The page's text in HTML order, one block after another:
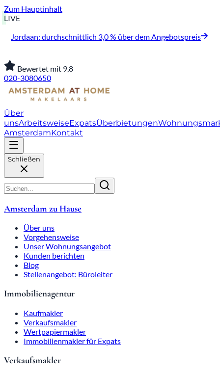
Zum Hauptinhalt
LIVE
Jordaan: durchschnittlich 3,0 % über dem Angebotspreis
Bewertet mit 9,8
020-3080650
Über
unsArbeitsweiseExpatsÜberbietungen
AmsterdamKontakt
Schließen
Amsterdam zu Hause
Über uns
Vorgehensweise
Unser Wohnungsangebot
Kunden berichten
Blog
Stellenangebot: Büroleiter
Immobilienagentur
Kaufmakler
Verkaufsmakler
Wertpapiermakler
Immobilienmakler für Expats
Verkaufsmakler